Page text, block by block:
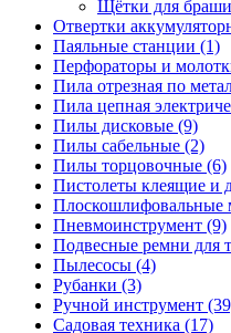
Щётки для
Отвертки
Паяльные станции (1)
Перфораторы и
Пила отрезная по
Пила цепная
Пилы дисковые (9)
Пилы сабельные (2)
Пилы торцовочные (6)
Пистолеты клеящие и
Пневмоинструмент (9)
Подвесные ремни для
Пылесосы (4)
Рубанки (3)
Ручной инструмент
Садовая техника (17)